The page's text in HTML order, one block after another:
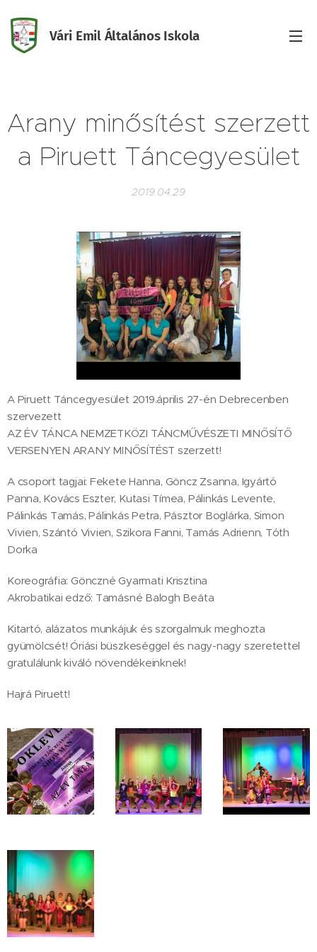
Vári Emil Általános Iskola
Arany minősítést szerzett
a Piruett Táncegyesület
2019.04.29
A Piruett Táncegyesület 2019.április 27-én Debrecenben
szervezett
AZ ÉV TÁNCA NEMZETKÖZI TÁNCMŰVÉSZETI MINŐSÍTŐ
VERSENYEN ARANY MINŐSÍTÉST szerzett!
A csoport tagjai: Fekete Hanna, Göncz Zsanna, Igyártó
Panna, Kovács Eszter, Kutasi Tímea, Pálinkás Levente,
Pálinkás Tamás, Pálinkás Petra, Pásztor Boglárka, Simon
Vivien, Szántó Vivien, Szikora Fanni, Tamás Adrienn, Tóth
Dorka
Koreográfia: Gönczné Gyarmati Krisztina
Akrobatikai edző: Tamásné Balogh Beáta
Kitartó, alázatos munkájuk és szorgalmuk meghozta
gyümölcsét! Óriási büszkeséggel és nagy-nagy szeretettel
gratulálunk kiváló növendékeinknek!
Hajrá Piruett!